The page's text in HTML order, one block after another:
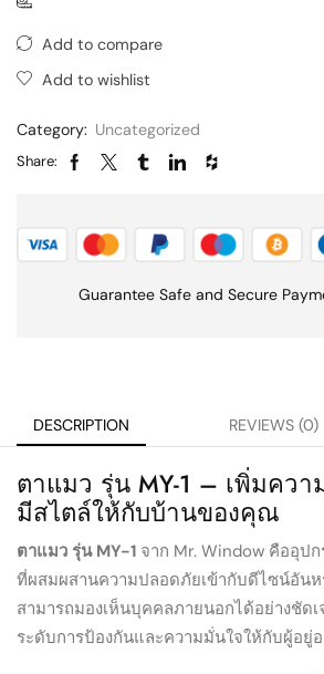
Add to compare
Add to wishlist
Category: Uncategorized
Share:
Guarantee Safe and Secure
DESCRIPTION REVIEWS (0)
ตาแมว รุ่น MY-1 – เพิ่มคว
มีสไตล์ให้กับบ้านของคุณ
ตาแมว รุ่น MY-1 จาก Mr. Window คืออุป
ที่ผสมผสานความปลอดภัยเข้ากับดีไซน์อัน
สามารถมองเห็นบุคคลภายนอกได้อย่างชัด
ระดับการป้องกันและความมั่นใจให้กับผู้อยู่